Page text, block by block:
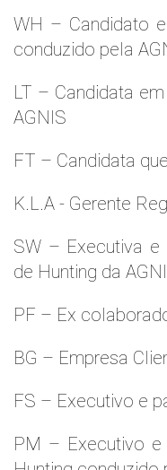
WH – Candidato
conduzido pela
LT – Candidata
AGNIS
FT – Candidata
K.L.A - Gerente
SW – Executiva
de Hunting da
PF – Ex
BG – Empresa
FS – Executivo e
PM – Executivo